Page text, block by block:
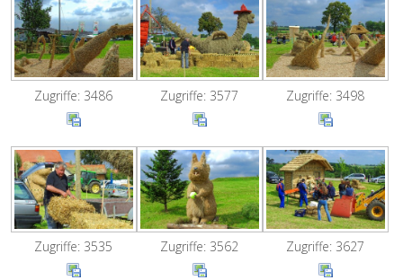
Zugriffe: 3486 Zugriffe: 3577 Zugriffe: 3498
Zugriffe: 3535 Zugriffe: 3562 Zugriffe: 3627